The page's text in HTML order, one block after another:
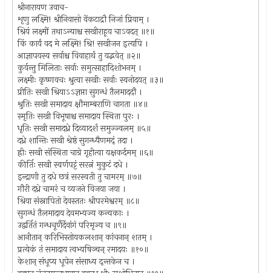
श्रीनारायण उवाच-
शृणु लक्ष्मि! श्रीनिवासो वेंकटाद्रौ निजां प्रियाम् ।
श्रियं लक्ष्मीं तथाऽन्याश्च सखीराहूय चाऽवदत् ॥१॥
किं कार्यं वद मे लक्ष्मि! श्रि! सखीजन इत्यपि ।
आज्ञापयस्व सर्वाश्च विवाहार्थं तु यद्भवेत् ॥२॥
कुर्वन्तु मिलिताः सर्वाः समुत्साहादिशोभनम् ।
लक्ष्मीः कृष्णवचः श्रुत्वा सखीः सर्वाः स्वनोदयत् ॥३॥
प्रीतिः सखी श्रियाऽऽज्ञप्ता सुगन्धं तैलमाददौ ।
श्रुतिः सखी समादाय क्षौमाम्बराणि चागता ॥४॥
स्मृतिः सखी विभूषाश्च समादाय स्थिता पुरः ।
धृतिः सखी समादध्रे दिव्यादर्शं समुज्ज्वलम् ॥५॥
दध्रे शान्तिः सखी श्रेष्ठं सुगन्ध्यैणमद्ं तदा ।
ह्रीः सखी संस्थिता चाग्रे गृहीत्वा यक्षकर्दमम् ॥६॥
कीर्तिः सखी स्वर्णपट्टं सरत्नं मुकुटं दधे ।
इन्द्राणी तु दधे छत्रं सरस्वती तु चामरम् ॥७॥
गौरी दध्रे चामरं च व्यजने विजया जया ।
श्रिया संस्नापितो देवस्ततः श्रीपरमेश्वरम् ॥८॥
सुगन्धं तैलमादाय देवमभ्यज्य कन्यकाः ।
उद्वर्तितं गन्धचूर्णैर्देवांगं परिमृज्य च ॥९॥
आनीतान् करिभिस्तोयकलशान् कांचनान् शतम् ।
प्रत्येकं तं समादाय त्वभ्यषिञ्चन् रमादयः ॥१०॥
केशान् संधूप्य धूपेन संसाध्य द्न्तकेन च ।